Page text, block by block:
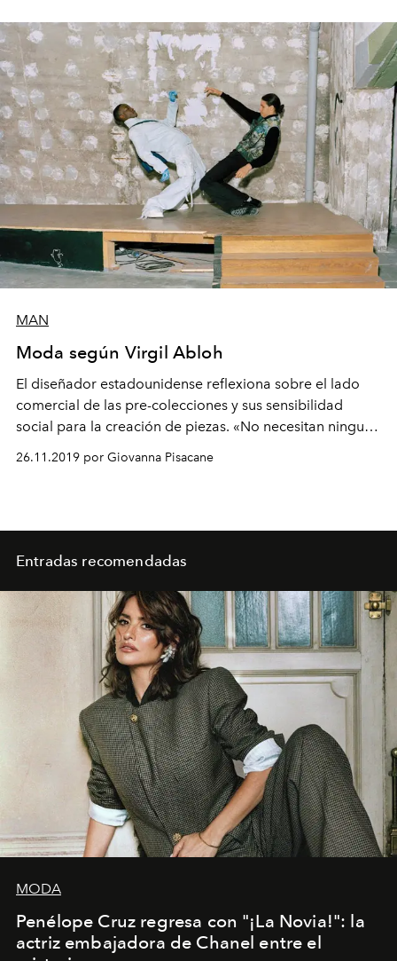
MAN
Moda según Virgil Abloh
El diseñador estadounidense reflexiona sobre el lado
comercial de las pre-colecciones y sus sensibilidad
social para la creación de piezas. «No necesitan ninguna
poético», en palabras de Abloh.
26.11.2019 por Giovanna Pisacane
Entradas recomendadas
MODA
Penélope Cruz regresa con "¡La Novia!": la
actriz embajadora de Chanel entre el